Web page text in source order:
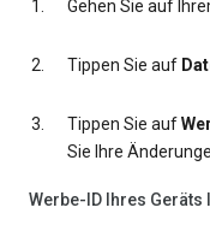
Gehen Sie auf
Tippen Sie auf
Tippen Sie auf
Sie Ihre
Werbe-ID Ihres Geräts